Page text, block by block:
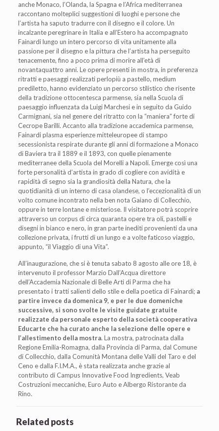
anche Monaco, l’Olanda, la Spagna e l’Africa mediterranea
raccontano molteplici suggestioni di luoghi e persone che
l’artista ha saputo tradurre con il disegno e il colore. Un
incalzante peregrinare in Italia e all’Estero ha accompagnato
Fainardi lungo un intero percorso di vita unitamente alla
passione per il disegno e la pittura che l’artista ha perseguito
tenacemente, fino a poco prima di morire all’età di
novantaquattro anni. Le opere presenti in mostra, in preferenza
ritratti e paesaggi realizzati perlopiù a pastello, medium
prediletto, hanno evidenziato un percorso stilistico che risente
della tradizione ottocentesca parmense, sia nella Scuola di
paesaggio influenzata da Luigi Marchesi e in seguito da Guido
Carmignani, sia nel genere del ritratto con la “maniera” forte di
Cecrope Barilli. Accanto alla tradizione accademica parmense,
Fainardi plasma esperienze mitteleuropee di stampo
secessionista respirate durante gli anni di formazione a Monaco
di Baviera tra il 1889 e il 1893, con quelle pienamente
mediterranee della Scuola del Morelli a Napoli. Emerge così una
forte personalità d’artista in grado di cogliere con avidità e
rapidità di segno sia la grandiosità della Natura, che la
quotidianità di un interno di casa olandese, o l’eccezionalità di un
volto comune incontrato nella ben nota Gaiano di Collecchio,
oppure in terre lontane e misteriose. Il visitatore potrà scoprire
attraverso un corpus di circa quaranta opere tra oli, pastelli e
disegni in bianco e nero, in gran parte inediti provenienti da una
collezione privata, i frutti di un lungo e a volte faticoso viaggio,
appunto, “il Viaggio di una Vita”.
All’inaugurazione, che si è tenuta sabato 8 agosto alle ore 18, è
intervenuto il professor Marzio Dall’Acqua direttore
dell’Accademia Nazionale di Belle Arti di Parma che ha
presentato i tratti salienti dello stile e della poetica di Fainardi; a
partire invece da domenica 9, e per le due domeniche
successive, si sono svolte le visite guidate gratuite
realizzate da personale esperto della società cooperativa
Educarte che ha curato anche la selezione delle opere e
l’allestimento della mostra. La mostra, patrocinata dalla
Regione Emilia-Romagna, dalla Provincia di Parma, dal Comune
di Collecchio, dalla Comunità Montana delle Valli del Taro e del
Ceno e dalla F.I.M.A., è stata realizzata anche grazie al
contributo di Campus Innovative Food Ingredients, Veab
Costruzioni meccaniche, Euro Auto e Albergo Ristorante da
Rino.
Related posts